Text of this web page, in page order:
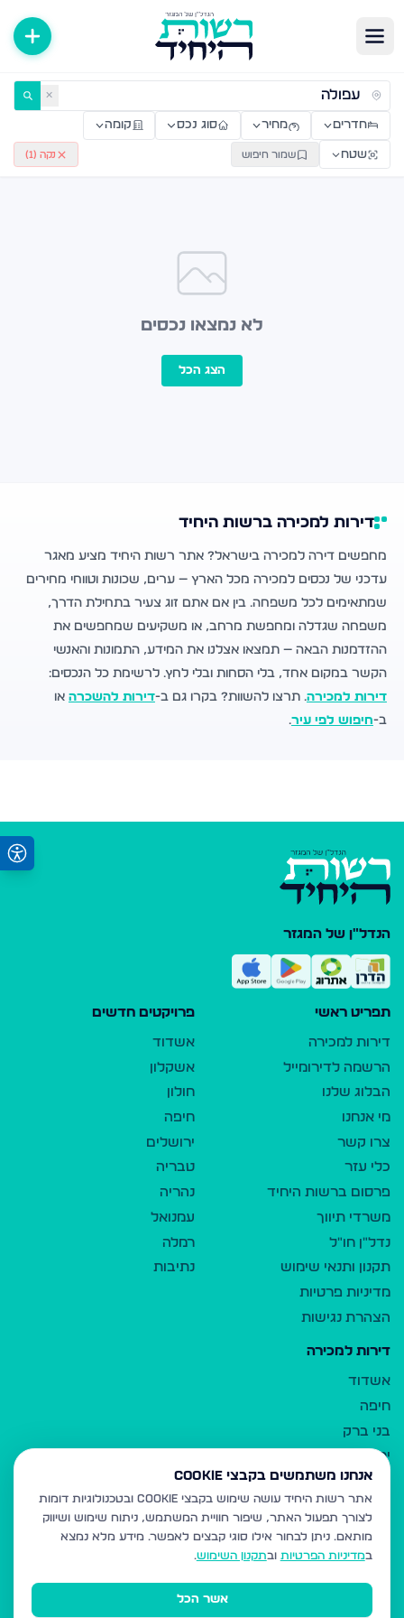
דירות למכירה ולהשכרה — רשות היחיד ✕
חדרים מחיר סוג נכס קומה
שטח שמור חיפוש נקה ( 1
)
לא נמצאו נכסים
הצג הכל
דירות למכירה ברשות היחיד
מחפשים דירה למכירה בישראל? אתר רשות היחיד מציע מאגר
עדכני של נכסים למכירה מכל הארץ — ערים, שכונות וטווחי מחירים
שמתאימים לכל משפחה. בין אם אתם זוג צעיר בתחילת הדרך,
משפחה שגדלה ומחפשת מרחב, או משקיעים שמחפשים את
ההזדמנות הבאה — תמצאו אצלנו את המידע, התמונות והאנשי
הקשר במקום אחד, בלי הסחות ובלי לחץ. לרשימת כל הנכסים:
דירות למכירה. תרצו להשוות? בקרו גם ב-דירות להשכרה או
ב-חיפוש לפי עיר.
הנדל"ן של המגזר
תפריט ראשי
דירות למכירה
הרשמה לדירומייל
הבלוג שלנו
מי אנחנו
צרו קשר
כלי עזר
פרסום ברשות היחיד
משרדי תיווך
נדל"ן חו"ל
תקנון ותנאי שימוש
מדיניות פרטיות
הצהרת נגישות
פרויקטים חדשים
אשדוד
אשקלון
חולון
חיפה
ירושלים
טבריה
נהריה
עמנואל
רמלה
נתיבות
דירות למכירה
אשדוד
חיפה
בני ברק
ירושלים
אלעד
גבעת זאב
בית שמש
רכסים
מודיעין עילית
אנחנו משתמשים בקבצי Cookie
אתר רשות היחיד עושה שימוש בקבצי Cookie ובטכנולוגיות דומות
לצורך תפעול האתר, שיפור חוויית המשתמש, ניתוח שימוש ושיווק
מותאם. ניתן לבחור אילו סוגי קבצים לאפשר. מידע מלא נמצא
במדיניות הפרטיות ובתקנון השימוש.
אשר הכל